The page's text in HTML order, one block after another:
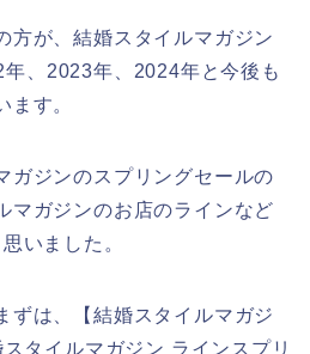
方が、結婚スタイルマガジン
、2023年、2024年と今後も
ます。
ガジンのスプリングセールの
マガジンのお店のラインなど
いました。
ずは、【結婚スタイルマガジ
タイルマガジン ラインスプリ